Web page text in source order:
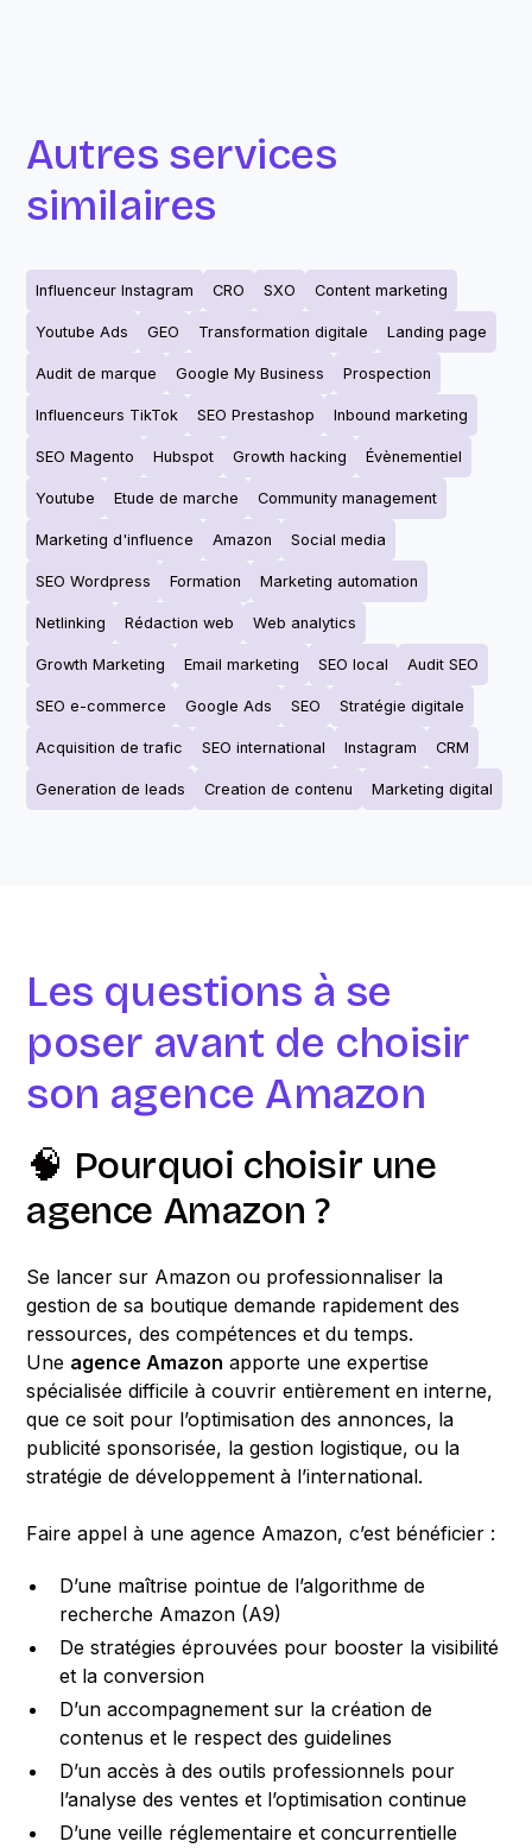
Autres services
similaires
Influenceur Instagram CRO SXO Content marketing
Youtube Ads GEO Transformation digitale Landing page
Audit de marque Google My Business Prospection
Influenceurs TikTok SEO Prestashop Inbound marketing
SEO Magento Hubspot Growth hacking Évènementiel
Youtube Etude de marche Community management
Marketing d'influence Amazon Social media
SEO Wordpress Formation Marketing automation
Netlinking Rédaction web Web analytics
Growth Marketing Email marketing SEO local Audit SEO
SEO e-commerce Google Ads SEO Stratégie digitale
Acquisition de trafic SEO international Instagram CRM
Generation de leads Creation de contenu Marketing digital
Les questions à se
poser avant de choisir
son agence Amazon
🧠 Pourquoi choisir une
agence Amazon ?
Se lancer sur Amazon ou professionnaliser la
gestion de sa boutique demande rapidement des
ressources, des compétences et du temps.
Une agence Amazon apporte une expertise
spécialisée difficile à couvrir entièrement en interne,
que ce soit pour l’optimisation des annonces, la
publicité sponsorisée, la gestion logistique, ou la
stratégie de développement à l’international.
Faire appel à une agence Amazon, c’est bénéficier :
D’une maîtrise pointue de l’algorithme de
recherche Amazon (A9)
De stratégies éprouvées pour booster la visibilité
et la conversion
D’un accompagnement sur la création de
contenus et le respect des guidelines
D’un accès à des outils professionnels pour
l’analyse des ventes et l’optimisation continue
D’une veille réglementaire et concurrentielle